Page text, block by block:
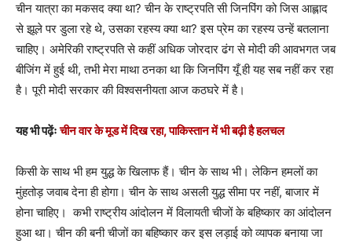
चीन यात्रा का मकसद क्या था? चीन के राष्ट्रपति सी जिनपिंग को जिस आह्लाद
से झूले पर डुला रहे थे, उसका रहस्य क्या था? इस प्रेम का रहस्य उन्हें बतलाना
चाहिए। अमेरिकी राष्ट्रपति से कहीं अधिक जोरदार ढंग से मोदी की आवभगत जब
बीजिंग में हुई थी, तभी मेरा माथा ठनका था कि जिनपिंग यूँ ही यह सब नहीं कर रहा
है। पूरी मोदी सरकार की विश्वसनीयता आज कठघरे में है।
यह भी पढ़ेंःचीन वार के मूड में दिख रहा, पाकिस्तान में भी बढ़ी है हलचल
किसी के साथ भी हम युद्ध के खिलाफ हैं। चीन के साथ भी। लेकिन हमलों का
मुंहतोड़ जवाब देना ही होगा। चीन के साथ असली युद्ध सीमा पर नहीं, बाजार में
होना चाहिए। कभी राष्ट्रीय आंदोलन में विलायती चीजों के बहिष्कार का आंदोलन
हुआ था। चीन की बनी चीजों का बहिष्कार कर इस लड़ाई को व्यापक बनाया जा